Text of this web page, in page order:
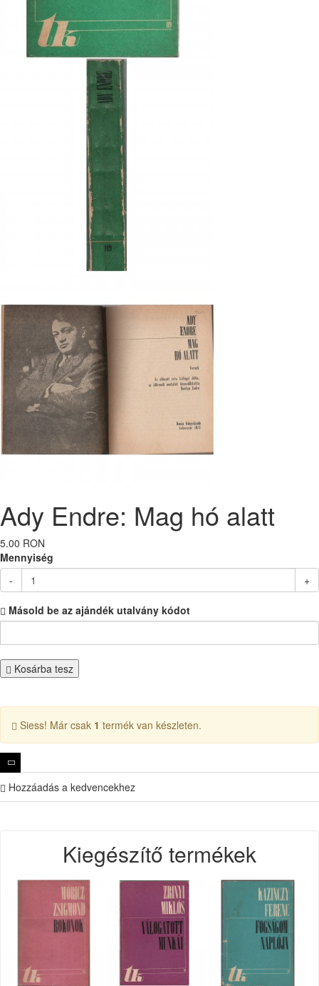
Ady Endre: Mag hó alatt
5.00 RON
Mennyiség
-
+
Másold be az ajándék utalvány kódot
Kosárba tesz
Siess! Már csak 1 termék van készleten.
Hozzáadás a kedvencekhez
Kiegészítő termékek